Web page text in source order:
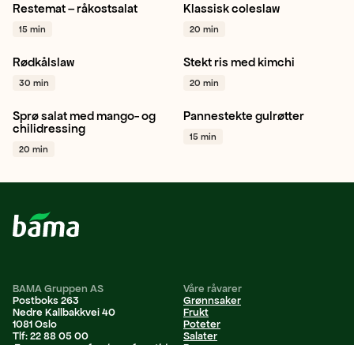
Gulrot Kålrot
Brokkoli
+ 1
Restemat – råkostsalat
15 min
Gulrot Hodekål
+ 1
Klassisk coleslaw
20 min
Rødkål
Gulrot
Granateple
Rødkålslaw
30 min
Sjampinjong
Gulrot
Mais
Stekt ris med kimchi
20 min
Hjertesalat
Gulrot
Sprø salat med mango- og
chilidressing
20 min
Gulrot
Persille
Vegetar / plantebasert
Pannestekte gulrøtter
15 min
BAMA Gruppen AS
Postboks 263
Nedre Kallbakkvei 40
1081 Oslo
Tlf: 22 88 05 00
Våre råvarer
Grønnsaker
Frukt
Poteter
Salater